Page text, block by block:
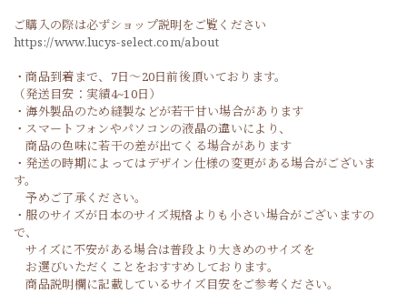
ご購入の際は必ずショップ説明をご覧ください
https://www.lucys-select.com/about
・商品到着まで、7日～20日前後頂いております。
（発送目安：実績4~10日）
・海外製品のため縫製などが若干甘い場合があります
・スマートフォンやパソコンの液晶の違いにより、
商品の色味に若干の差が出てくる場合があります
・発送の時期によってはデザイン仕様の変更がある場合がございま
す。
予めご了承ください。
・服のサイズが日本のサイズ規格よりも小さい場合がございますの
で、
サイズに不安がある場合は普段より大きめのサイズを
お選びいただくことをおすすめしております。
商品説明欄に記載しているサイズ目安をご参考ください。